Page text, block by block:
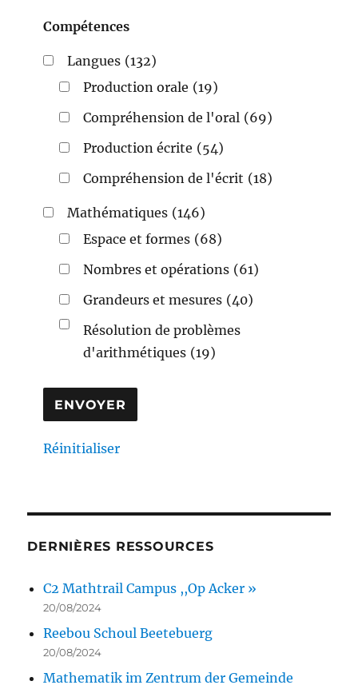
Compétences
Langues (132)
Production orale (19)
Compréhension de l'oral (69)
Production écrite (54)
Compréhension de l'écrit (18)
Mathématiques (146)
Espace et formes (68)
Nombres et opérations (61)
Grandeurs et mesures (40)
Résolution de problèmes
d'arithmétiques (19)
Réinitialiser
DERNIÈRES RESSOURCES
C2 Mathtrail Campus ,,Op Acker »
20/08/2024
Reebou Schoul Beetebuerg
20/08/2024
Mathematik im Zentrum der Gemeinde